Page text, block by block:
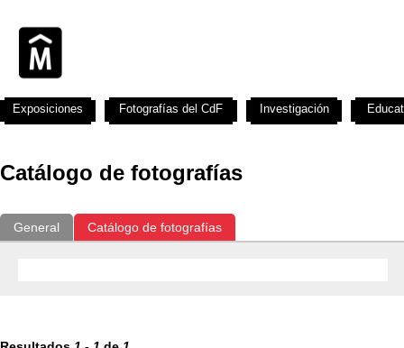
Catálogo de fotografías
General Catálogo de fotografías
Exposiciones Fotografías del CdF Investigación